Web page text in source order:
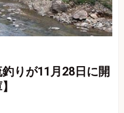
りが11月28日に開